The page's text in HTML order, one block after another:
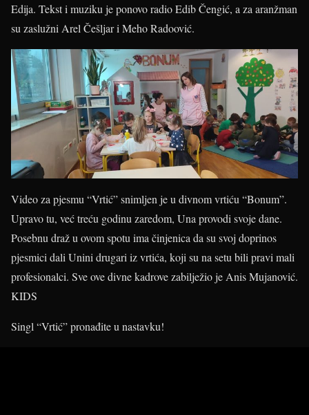
Edija. Tekst i muziku je ponovo radio Edib Čengić, a za aranžman
su zaslužni Arel Češljar i Meho Radoović.
Video za pjesmu “Vrtić” snimljen je u divnom vrtiću “Bonum”.
Upravo tu, već treću godinu zaredom, Una provodi svoje dane.
Posebnu draž u ovom spotu ima činjenica da su svoj doprinos
pjesmici dali Unini drugari iz vrtića, koji su na setu bili pravi mali
profesionalci. Sve ove divne kadrove zabilježio je Anis Mujanović.
KIDS
Singl “Vrtić” pronađite u nastavku!